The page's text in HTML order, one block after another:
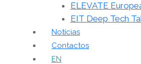
ELEVATE
EIT Deep Tech
Notícias
Contactos
EN